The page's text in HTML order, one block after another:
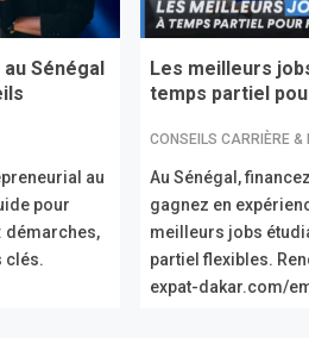
Sénégal
au
pour
démarches,
clés.
Les meilleurs
temps partiel
CONSEILS CARRIÈRE &
Au Sénégal,
gagnez en
meilleurs jobs
partiel flexibles.
expat-dakar.com/